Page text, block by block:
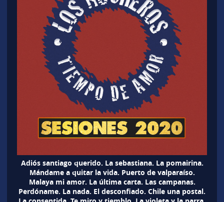
Adiós santiago querido. La sebastiana. La pomairina.
Mándame a quitar la vida. Puerto de valparaíso.
Malaya mi amor. La última carta. Las campanas.
Perdóname. La nada. El desconfiado. Chile una postal.